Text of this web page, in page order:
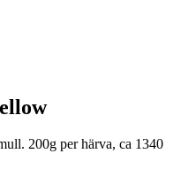
200g per härva, ca 1340